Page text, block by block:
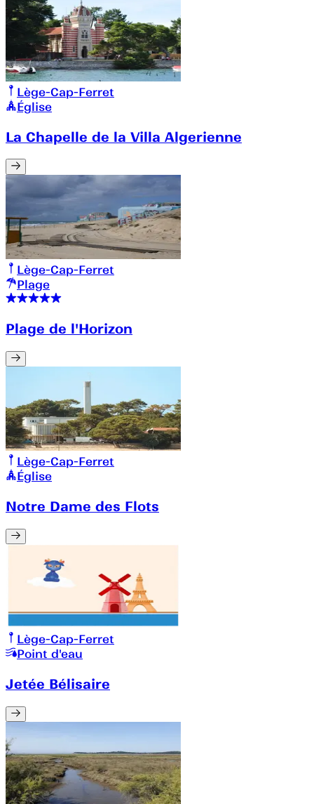
Lège-Cap-Ferret
Église
La Chapelle de la Villa Algerienne
Lège-Cap-Ferret
Plage
Plage de l'Horizon
Lège-Cap-Ferret
Église
Notre Dame des Flots
Lège-Cap-Ferret
Point d'eau
Jetée Bélisaire